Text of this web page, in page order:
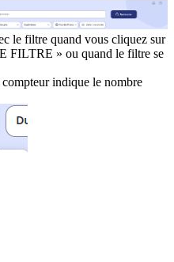
le filtre quand vous cliquez sur
FILTRE » ou quand le filtre se
indique le nombre